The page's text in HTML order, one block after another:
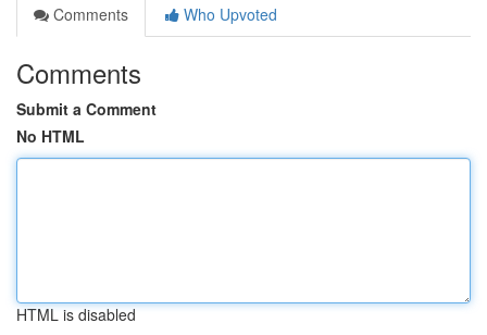
Comments
Who Upvoted
Comments
Submit a Comment
No HTML
HTML is disabled